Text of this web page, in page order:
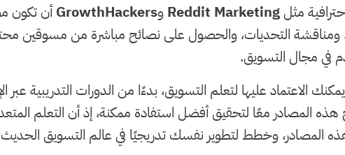
مثلReddit Marketing وGrowthHackersأن تكون
ومناقشة التحديات، والحصول على نصائح مباشرة من مسوقين
في مجال التسويق.
عليها لتعلم التسويق، بدءًا من الدورات التدريبية عبر
هذه المصادر معًا لتحقيق أفضل استفادة ممكنة، إذ أن التعلم
المصادر، وخطط لتطوير نفسك تدريجيًا في عالم التسويق الحديث